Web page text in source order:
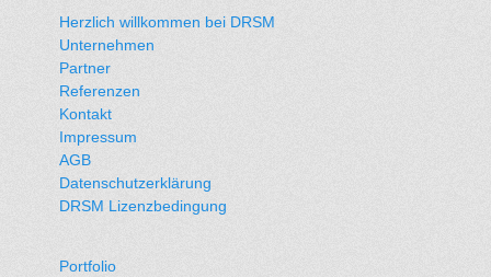
Herzlich willkommen bei DRSM
Unternehmen
Partner
Referenzen
Kontakt
Impressum
AGB
Datenschutzerklärung
DRSM Lizenzbedingung
Portfolio